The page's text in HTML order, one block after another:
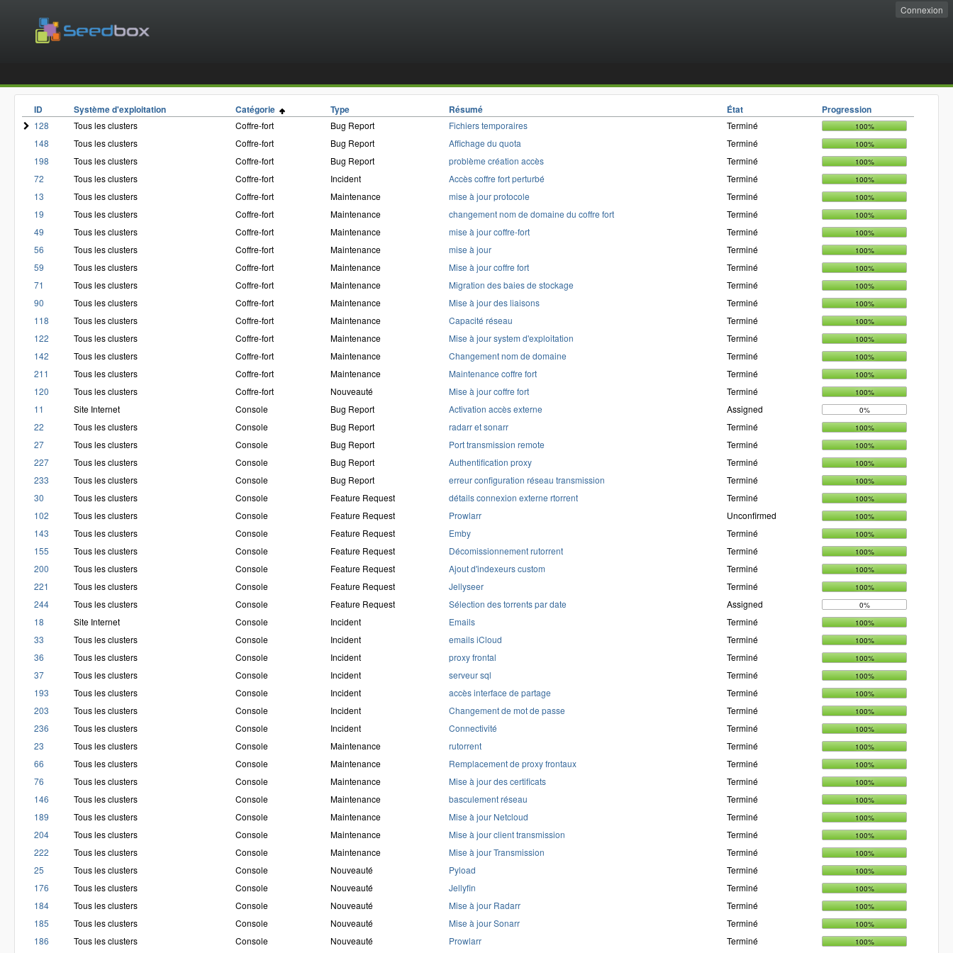
Connexion
ID Système d'exploitation Catégorie Type Résumé État Progression
128 Tous les clusters Coffre-fort Bug Report Fichiers temporaires Terminé 100%
148 Tous les clusters Coffre-fort Bug Report Affichage du quota Terminé 100%
198 Tous les clusters Coffre-fort Bug Report problème création accès Terminé 100%
72 Tous les clusters Coffre-fort Incident Accès coffre fort perturbé Terminé 100%
13 Tous les clusters Coffre-fort Maintenance mise à jour protocole Terminé 100%
19 Tous les clusters Coffre-fort Maintenance changement nom de domaine du coffre fort Terminé 100%
49 Tous les clusters Coffre-fort Maintenance mise à jour coffre-fort Terminé 100%
56 Tous les clusters Coffre-fort Maintenance mise à jour Terminé 100%
59 Tous les clusters Coffre-fort Maintenance Mise à jour coffre fort Terminé 100%
71 Tous les clusters Coffre-fort Maintenance Migration des baies de stockage Terminé 100%
90 Tous les clusters Coffre-fort Maintenance Mise à jour des liaisons Terminé 100%
118 Tous les clusters Coffre-fort Maintenance Capacité réseau Terminé 100%
122 Tous les clusters Coffre-fort Maintenance Mise à jour system d'exploitation Terminé 100%
142 Tous les clusters Coffre-fort Maintenance Changement nom de domaine Terminé 100%
211 Tous les clusters Coffre-fort Maintenance Maintenance coffre fort Terminé 100%
120 Tous les clusters Coffre-fort Nouveauté Mise à jour coffre fort Terminé 100%
11 Site Internet Console Bug Report Activation accès externe Assigned 0%
22 Tous les clusters Console Bug Report radarr et sonarr Terminé 100%
27 Tous les clusters Console Bug Report Port transmission remote Terminé 100%
227 Tous les clusters Console Bug Report Authentification proxy Terminé 100%
233 Tous les clusters Console Bug Report erreur configuration réseau transmission Terminé 100%
30 Tous les clusters Console Feature Request détails connexion externe rtorrent Terminé 100%
102 Tous les clusters Console Feature Request Prowlarr Unconfirmed 100%
143 Tous les clusters Console Feature Request Emby Terminé 100%
155 Tous les clusters Console Feature Request Décomissionnement rutorrent Terminé 100%
200 Tous les clusters Console Feature Request Ajout d'indexeurs custom Terminé 100%
221 Tous les clusters Console Feature Request Jellyseer Terminé 100%
244 Tous les clusters Console Feature Request Sélection des torrents par date Assigned 0%
18 Site Internet Console Incident Emails Terminé 100%
33 Tous les clusters Console Incident emails iCloud Terminé 100%
36 Tous les clusters Console Incident proxy frontal Terminé 100%
37 Tous les clusters Console Incident serveur sql Terminé 100%
193 Tous les clusters Console Incident accès interface de partage Terminé 100%
203 Tous les clusters Console Incident Changement de mot de passe Terminé 100%
236 Tous les clusters Console Incident Connectivité Terminé 100%
23 Tous les clusters Console Maintenance rutorrent Terminé 100%
66 Tous les clusters Console Maintenance Remplacement de proxy frontaux Terminé 100%
76 Tous les clusters Console Maintenance Mise à jour des certificats Terminé 100%
146 Tous les clusters Console Maintenance basculement réseau Terminé 100%
189 Tous les clusters Console Maintenance Mise à jour Netcloud Terminé 100%
204 Tous les clusters Console Maintenance Mise à jour client transmission Terminé 100%
222 Tous les clusters Console Maintenance Mise à jour Transmission Terminé 100%
25 Tous les clusters Console Nouveauté Pyload Terminé 100%
176 Tous les clusters Console Nouveauté Jellyfin Terminé 100%
184 Tous les clusters Console Nouveauté Mise à jour Radarr Terminé 100%
185 Tous les clusters Console Nouveauté Mise à jour Sonarr Terminé 100%
186 Tous les clusters Console Nouveauté Prowlarr Terminé 100%